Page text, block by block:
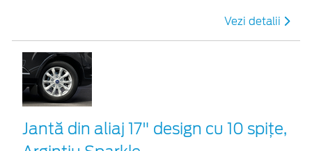
Vezi detalii
Jantă din aliaj 17" design cu 10 spițe,